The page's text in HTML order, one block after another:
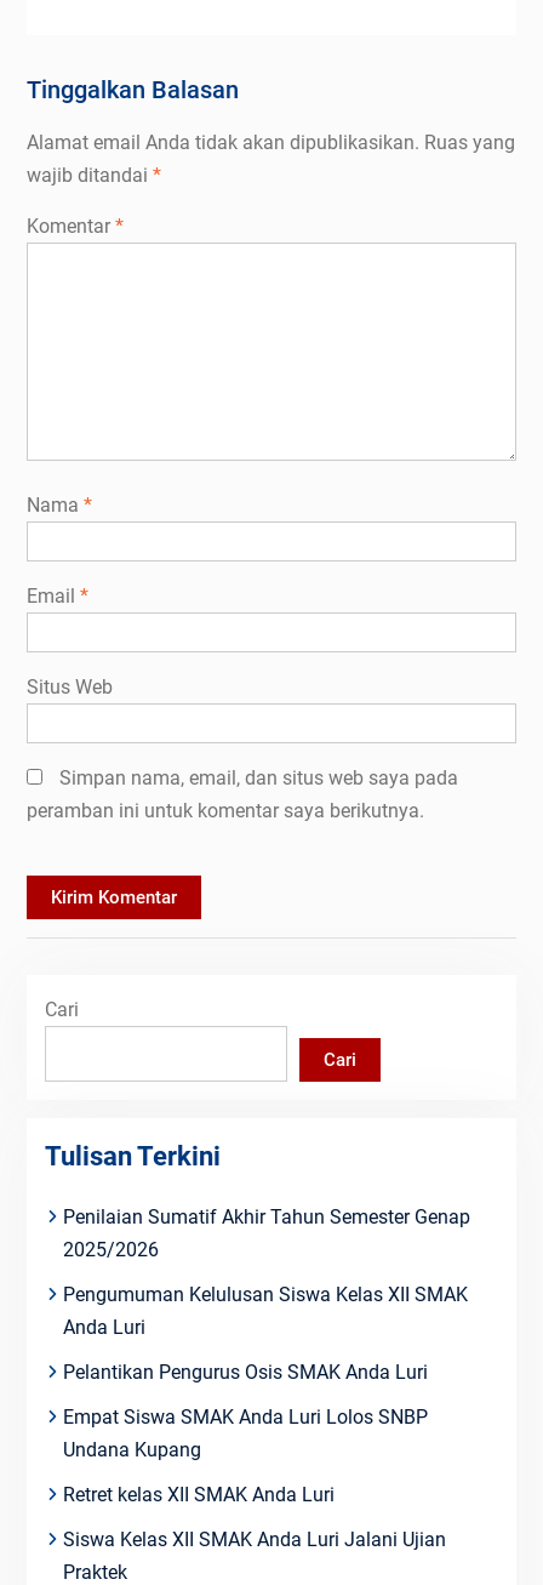
Tinggalkan Balasan
Alamat email Anda tidak akan dipublikasikan. Ruas yang
wajib ditandai *
Komentar*
Nama *
Email *
Situs Web
Simpan nama, email, dan situs web saya pada
peramban ini untuk komentar saya berikutnya.
Cari
Cari
Tulisan Terkini
Penilaian Sumatif Akhir Tahun Semester Genap
2025/2026
Pengumuman Kelulusan Siswa Kelas XII SMAK
Anda Luri
Pelantikan Pengurus Osis SMAK Anda Luri
Empat Siswa SMAK Anda Luri Lolos SNBP
Undana Kupang
Retret kelas XII SMAK Anda Luri
Siswa Kelas XII SMAK Anda Luri Jalani Ujian
Praktek